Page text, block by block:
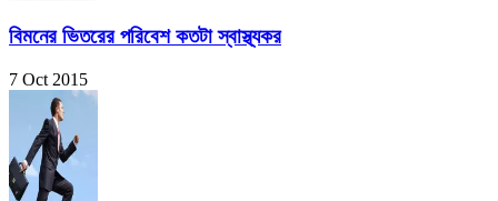
বিমনের ভিতরের পরিবেশ কতটা স্বাস্থ্যকর
7 Oct 2015